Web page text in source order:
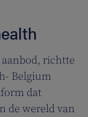
richtte
Belgium
dat
de wereld van